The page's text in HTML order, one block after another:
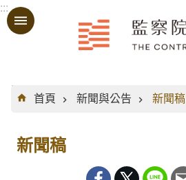
跳到主要內容區塊
:::
:::
首頁
新聞與公告 新聞稿
新聞稿